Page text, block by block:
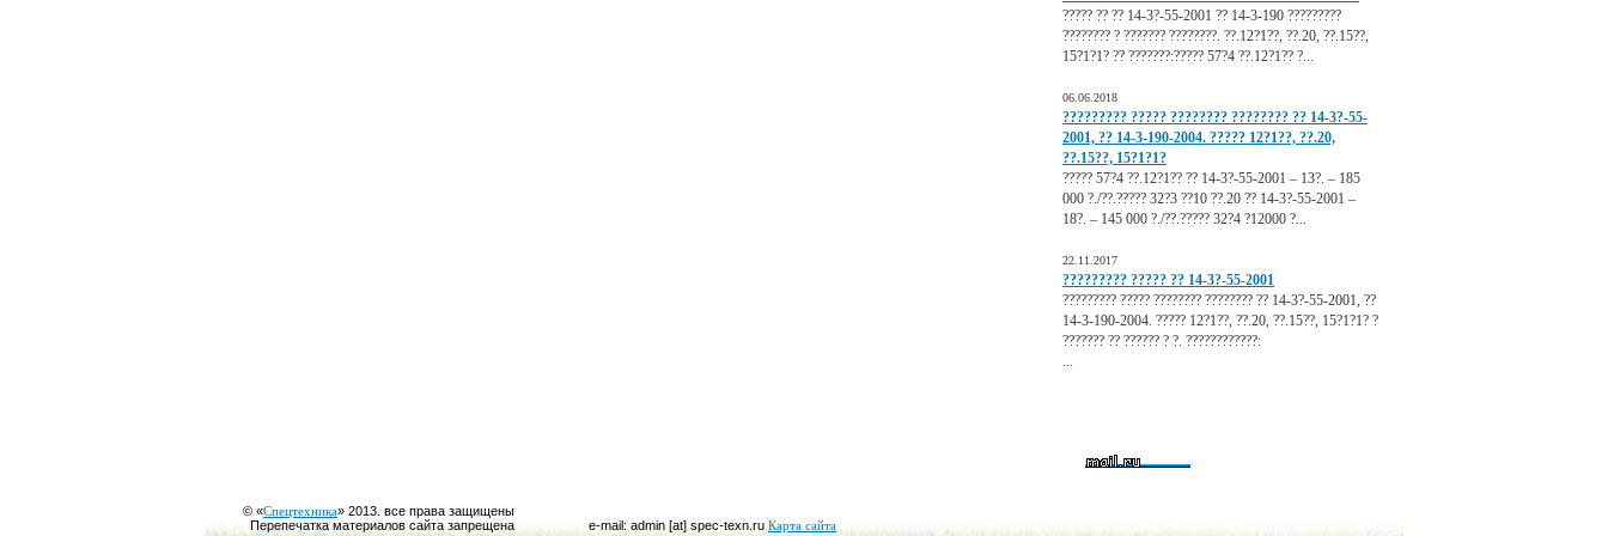
????? ?? ?? 14-3?-55-2001 ?? 14-3-190 ?????????
???????? ? ??????? ????????. ??.12?1??, ??.20, ??.15??,
15?1?1? ?? ???????:????? 57?4 ??.12?1?? ?...
06.06.2018
????????? ????? ???????? ???????? ?? 14-3?-55-
2001, ?? 14-3-190-2004. ????? 12?1??, ??.20,
??.15??, 15?1?1?
????? 57?4 ??.12?1?? ?? 14-3?-55-2001 – 13?. – 185
000 ?./??.????? 32?3 ??10 ??.20 ?? 14-3?-55-2001 –
18?. – 145 000 ?./??.????? 32?4 ?12000 ?...
22.11.2017
????????? ????? ?? 14-3?-55-2001
????????? ????? ???????? ???????? ?? 14-3?-55-2001, ??
14-3-190-2004. ????? 12?1??, ??.20, ??.15??, 15?1?1? ?
??????? ?? ?????? ? ?. ????????????:
...
© «Спецтехника» 2013. все права защищены
Перепечатка материалов сайта запрещена
e-mail: admin [at] spec-texn.ru Карта сайта